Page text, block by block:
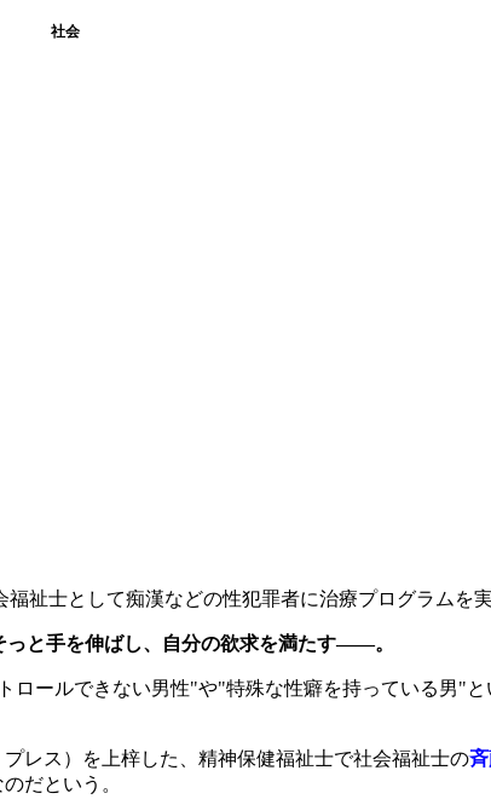
社会
福祉士として痴漢などの性犯罪者に治療プログラムを
っと手を伸ばし、自分の欲求を満たす――。
ールできない男性"や"特殊な性癖を持っている男"
プレス）を上梓した、精神保健福祉士で社会福祉士の
だという。